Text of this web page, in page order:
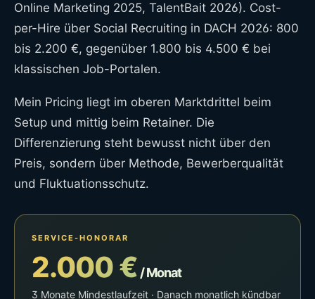
Online Marketing 2025, TalentBait 2026). Cost-
per-Hire über Social Recruiting in DACH 2026: 800
bis 2.200 €, gegenüber 1.800 bis 4.500 € bei
klassischen Job-Portalen.
Mein Pricing liegt im oberen Marktdrittel beim
Setup und mittig beim Retainer. Die
Differenzierung steht bewusst nicht über den
Preis, sondern über Methode, Bewerberqualität
und Fluktuationsschutz.
SERVICE-HONORAR
2.000 €/ Monat
3 Monate Mindestlaufzeit · Danach monatlich kündbar